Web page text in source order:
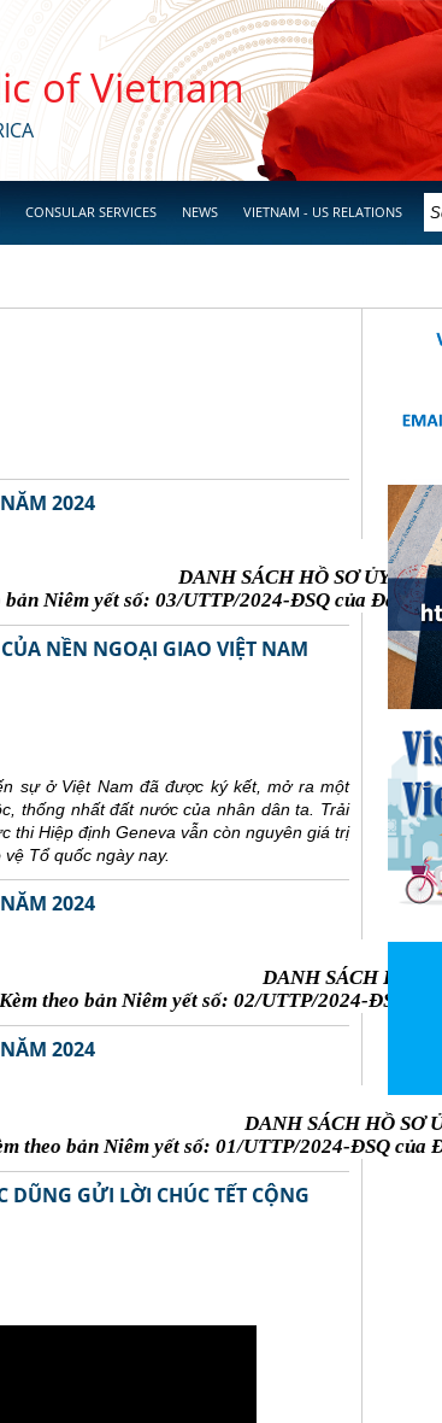
of Vietnam
CONSULAR SERVICES NEWS VIETNAM - US RELATIONS
2024
DANH SÁCH HỒ SƠ ỦY
bản Niêm yết số: 03/UTTP/2024-ĐSQ của Đại sứ
NỀN NGOẠI GIAO VIỆT NAM
sự ở Việt Nam đã được ký kết, mở ra một
thống nhất đất nước của nhân dân ta. Trải
thi Hiệp định Geneva vẫn còn nguyên giá trị
Tổ quốc ngày nay.
2024
DANH SÁCH HỒ
theo bản Niêm yết số: 02/UTTP/2024-ĐSQ
2024
DANH SÁCH HỒ SƠ
theo bản Niêm yết số: 01/UTTP/2024-ĐSQ
GỬI LỜI CHÚC TẾT CỘNG